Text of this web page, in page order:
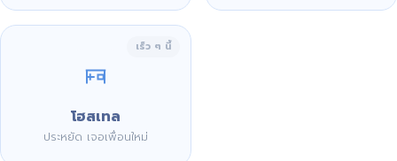
เร็ว ๆ นี้
โฮสเทล
ประหยัด เจอเพื่อนใหม่